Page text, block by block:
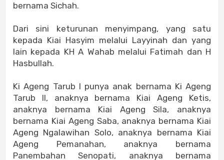
bernama Sichah.
Dari sini keturunan menyimpang, yang satu
kepada Kiai Hasyim melalui Layyinah dan yang
lain kepada KH A Wahab melalui Fatimah dan H
Hasbullah.
Ki Ageng Tarub I punya anak bernama Ki Ageng
Tarub II, anaknya bernama Kiai Ageng Ketis,
anaknya bernama Kiai Ageng Sila, anaknya
bernama Kiai Ageng Saba, anaknya bernama Kiai
Ageng Ngalawihan Solo, anaknya bernama Kiai
Ageng Pemanahan, anaknya bernama
Panembahan Senopati, anaknya bernama